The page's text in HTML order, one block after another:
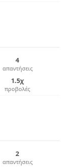
4
απαντήσεις
1.5χ
προβολές
2
απαντήσεις